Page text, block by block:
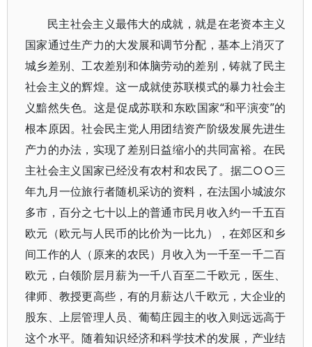
民主社会主义最伟大的成就，就是在老资本主义
国家通过生产力的大发展和调节分配，基本上消灭了
城乡差别、工农差别和体脑劳动的差别，铸就了民主
社会主义的辉煌。这一成就使苏联模式的暴力社会主
义黯然失色。这是促成苏联和东欧国家“和平演变”的
根本原因。社会民主党人用团结资产阶级发展先进生
产力的办法，实现了差别日益缩小的共同富裕。在民
主社会主义国家已经没有农村和农民了。据二○○三
年九月一位旅行者随机采访的资料，在法国小城波尔
多市，百分之七十以上的普通市民月收入约一千五百
欧元（欧元与人民币的比价为一比九），在郊区和乡
间工作的人（原来的农民）月收入为一千至一千二百
欧元，白领阶层月薪为一千八百至二千欧元，医生、
律师、教授更高些，有的月薪达八千欧元，大企业的
股东、上层管理人员、葡萄庄园主的收入则远远高于
这个水平。随着知识经济和科学技术的发展，产业结